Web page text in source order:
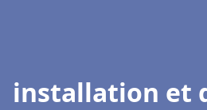
installation et